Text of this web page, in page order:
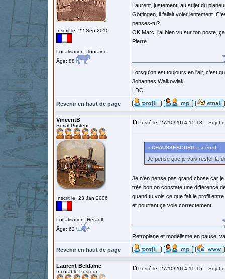
Inscrit le: 22 Sep 2010
Localisation: Touraine
Âge: 88
Laurent, justement, au sujet du
Göttingen, il fallait voler lentement.
penses-tu?
OK Marc, j'ai bien vu sur ton poste,
Pierre
Lorsqu'on est toujours en l'air, c'est
Johannes Walkowiak
LDC
Revenir en haut de page
VincentB
Serial Posteur
Inscrit le: 23 Jan 2006
Localisation: Hérault
Âge: 62
Posté le: 27/10/2014 15:13 Sujet
« CHAUSSEBOURG » a écrit:
Je pense que je vais rester là-
Je n'en pense pas grand chose car
très bon on constate une différence
quand tu vois ce que fait le profil
et pourtant ça vole correctement.
Retroplane et modélisme en pause,
Revenir en haut de page
Laurent Beldame
Incurable Posteur
Posté le: 27/10/2014 15:15 Sujet